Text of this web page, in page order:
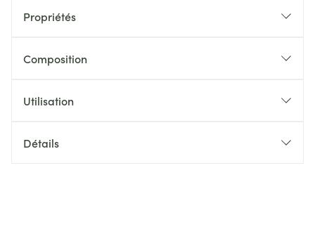
Propriétés
Composition
Utilisation
Détails